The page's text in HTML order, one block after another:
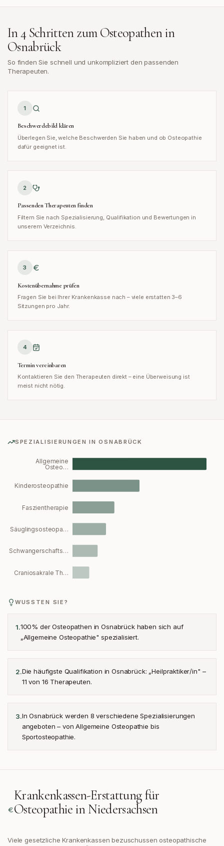
In 4 Schritten zum Osteopathen in
Osnabrück
So finden Sie schnell und unkompliziert den passenden
Therapeuten.
1
Beschwerdebild klären
Überlegen Sie, welche Beschwerden Sie haben und ob Osteopathie
dafür geeignet ist.
2
Passenden Therapeuten finden
Filtern Sie nach Spezialisierung, Qualifikation und Bewertungen in
unserem Verzeichnis.
3
Kostenübernahme prüfen
Fragen Sie bei Ihrer Krankenkasse nach – viele erstatten 3–6
Sitzungen pro Jahr.
4
Termin vereinbaren
Kontaktieren Sie den Therapeuten direkt – eine Überweisung ist
meist nicht nötig.
SPEZIALISIERUNGEN INOSNABRÜCK
Allgemeine
Osteo…
Kinderosteopathie
Faszientherapie
Säuglingsosteopa…
Schwangerschafts…
Craniosakrale Th…
WUSSTEN SIE?
1.100% der Osteopathen in Osnabrück haben sich auf
„Allgemeine Osteopathie" spezialisiert.
2.Die häufigste Qualifikation in Osnabrück: „Heilpraktiker/in" –
11 von 16 Therapeuten.
3.In Osnabrück werden 8 verschiedene Spezialisierungen
angeboten – von Allgemeine Osteopathie bis
Sportosteopathie.
Krankenkassen-Erstattung für
Osteopathie inNiedersachsen
Viele gesetzliche Krankenkassen bezuschussen osteopathische